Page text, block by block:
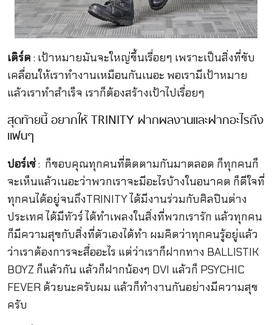
เติร์ด : เป้าหมายมันจะใหญ่ขึ้นเรื่อยๆ เพราะเป็นสิ่งที่ขับ
เคลื่อนให้เราทำงานเหมือนกันเนอะ พอเรามีเป้าหมาย
แล้วเราทำสำเร็จ เราก็ต้องสร้างเป้าไปเรื่อยๆ
สุดท้ายนี้ อยากให้ TRINITY ฝากผลงานและฝากอะไรถึง
แฟนๆ
ปอร์เช่: ก็ขอบคุณทุกคนที่ติดตามกันมาตลอด ก็ทุกคนก็
จะเห็นแล้วเนอะว่าพวกเราจะมีอะไรบ้างในอนาคต ก็ดีใจที่
ทุกคนได้อยู่จนถึงTRINITY ได้มีงานร่วมกับศิลปินต่าง
ประเทศ ได้มีทัวร์ ได้ทำเพลงในสิ่งที่พวกเรารัก แล้วทุกคน
ก็มีความสุขกับสิ่งที่ตัวเองได้ทำ ผมคิดว่าทุกคนรู้อยู่แล้ว
ว่าเราต้องการจะสื่ออะไร แต่ว่าเราก็ฝากทาง BALLISTIK
BOYZ ก็แล้วกัน แล้วก็ฝากน้องๆ DVI แล้วก็ PSYCHIC
FEVER ด้วยนะครับผม แล้วก็ทำงานกันอย่างมีความสุข
ครับ